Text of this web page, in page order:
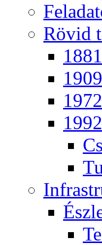
Rö­vid